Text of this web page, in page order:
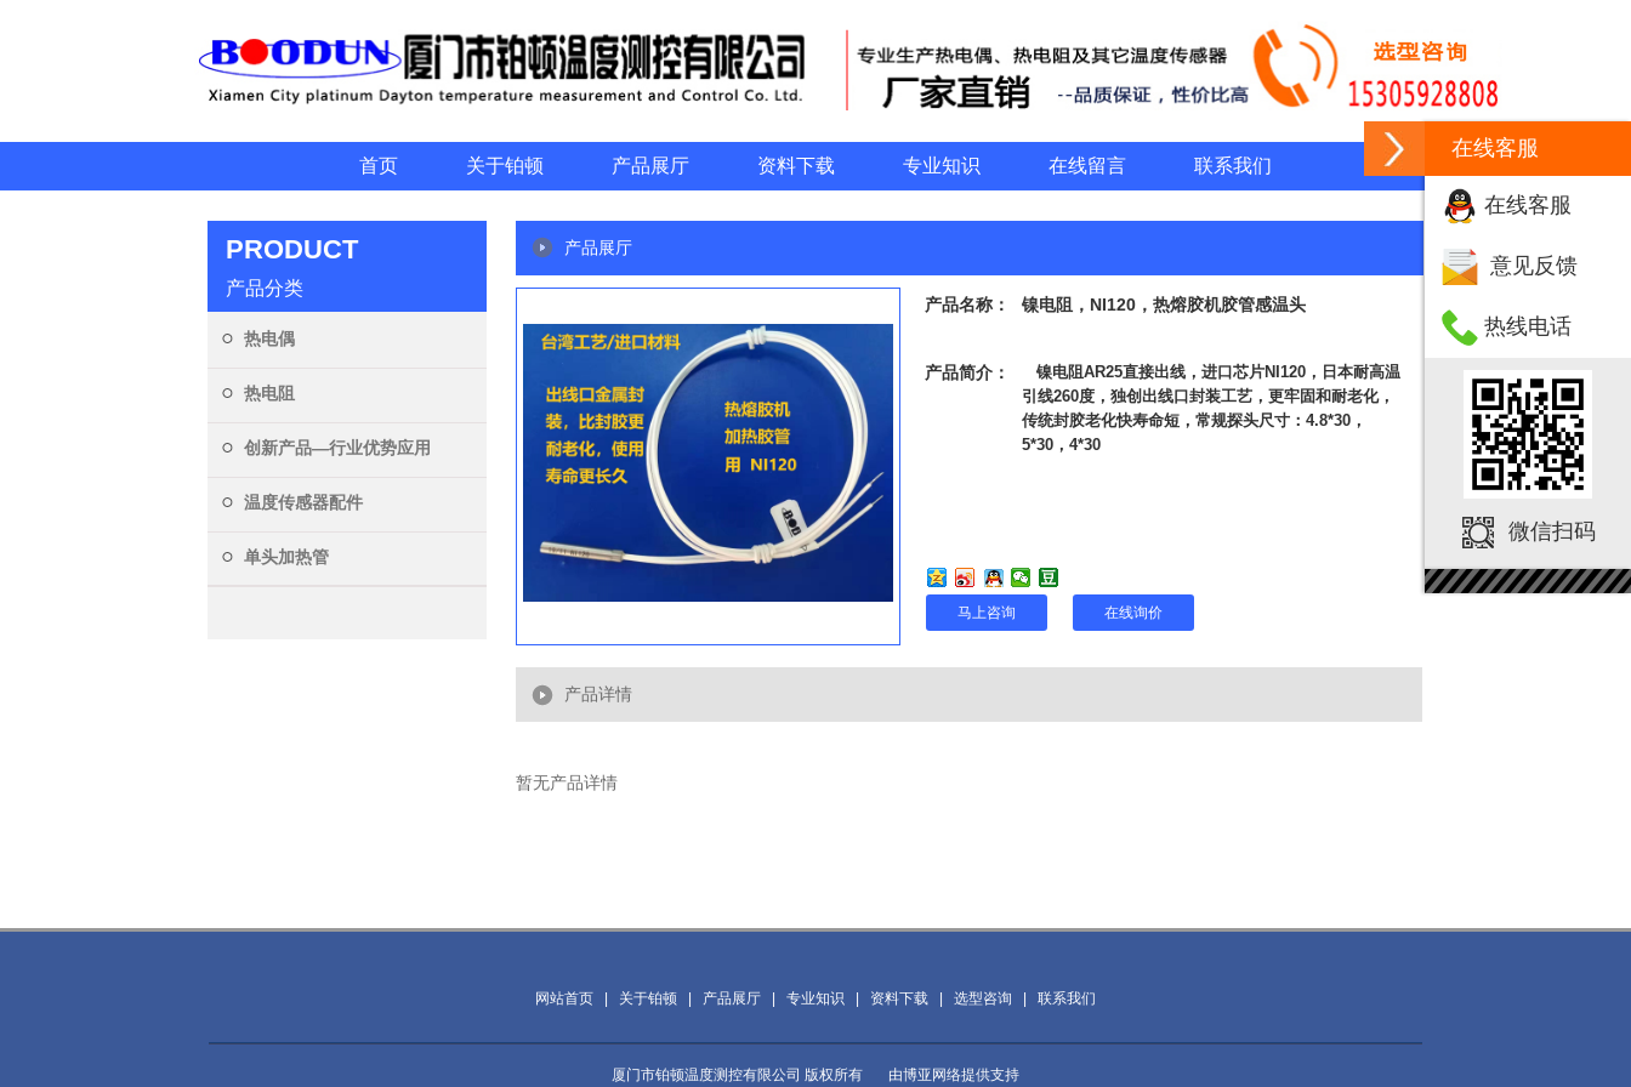
在线客服
在线客服
意见反馈
热线电话
微信扫码
首页 关于铂顿 产品展厅 资料下载 专业知识 在线留言 联系我们
PRODUCT
产品分类
热电偶
热电阻
创新产品—行业优势应用
温度传感器配件
单头加热管
产品展厅
产品名称： 镍电阻，NI120，热熔胶机胶管感温头
产品简介：
镍电阻AR25直接出线，进口芯片NI120，日本耐高温
引线260度，独创出线口封装工艺，更牢固和耐老化，
传统封胶老化快寿命短，常规探头尺寸：4.8*30，
5*30，4*30
马上咨询 在线询价
产品详情
暂无产品详情
网站首页 关于铂顿 产品展厅 专业知识 资料下载 选型咨询 联系我们
厦门市铂顿温度测控有限公司 版权所有 由博亚网络提供支持